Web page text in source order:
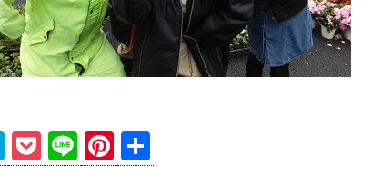
H
P
Li
Pi